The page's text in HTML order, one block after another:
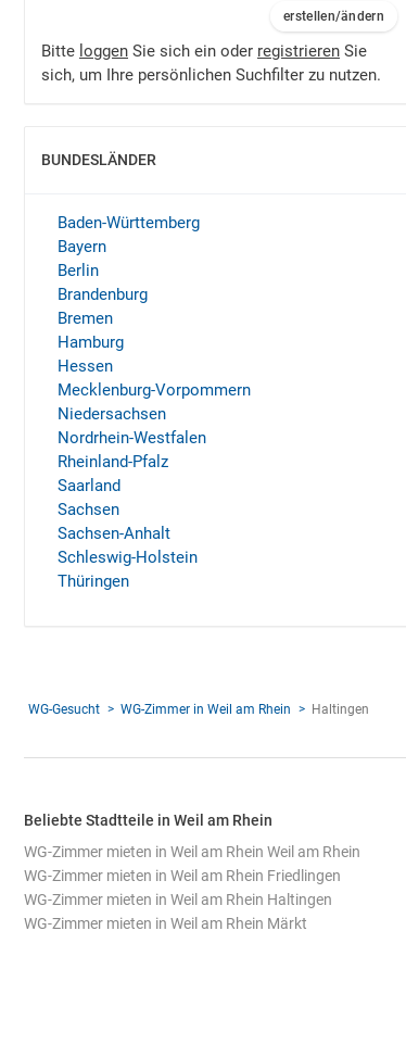
erstellen/ändern
Bitte loggen Sie sich ein oder registrieren Sie
sich, um Ihre persönlichen Suchfilter zu nutzen.
BUNDESLÄNDER
EINBLENDEN
Baden-Württemberg
Bayern
Berlin
Brandenburg
Bremen
Hamburg
Hessen
Mecklenburg-Vorpommern
Niedersachsen
Nordrhein-Westfalen
Rheinland-Pfalz
Saarland
Sachsen
Sachsen-Anhalt
Schleswig-Holstein
Thüringen
WG-Gesucht WG-Zimmer in Weil am Rhein Haltingen
Beliebte Stadtteile in Weil am Rhein
WG-Zimmer mieten in Weil am Rhein Weil am Rhein
WG-Zimmer mieten in Weil am Rhein Friedlingen
WG-Zimmer mieten in Weil am Rhein Haltingen
WG-Zimmer mieten in Weil am Rhein Märkt